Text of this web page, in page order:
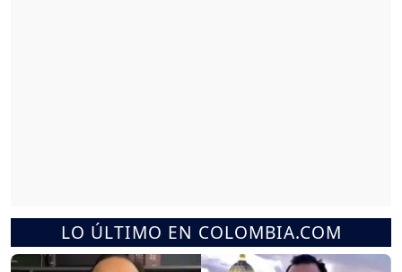
LO ÚLTIMO EN COLOMBIA.COM